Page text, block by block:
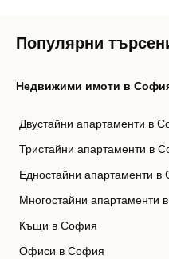
Популярни
Недвижими имоти в
Двустайни апартаменти в
Тристайни апартаменти в
Едностайни апартаменти в
Многостайни апартаменти
Къщи в София
Офиси в София